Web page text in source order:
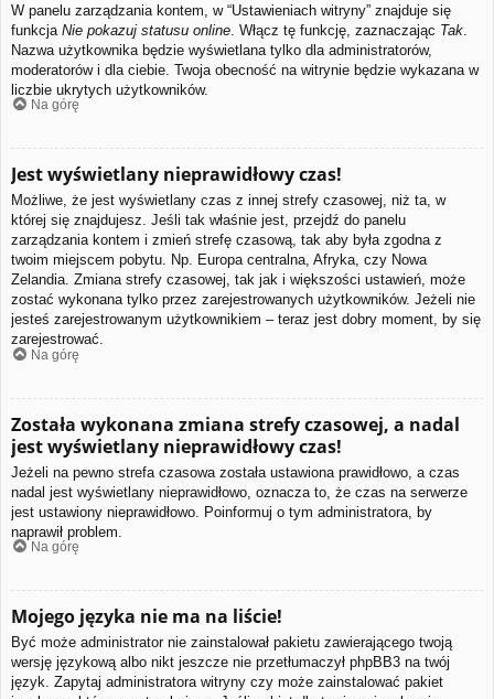
W panelu zarządzania kontem, w “Ustawieniach witryny” znajduje się
funkcja Nie pokazuj statusu online . Włącz tę funkcję, zaznaczając Tak
Nazwa użytkownika będzie wyświetlana tylko dla administratorów,
moderatorów i dla ciebie. Twoja obecność na witrynie będzie wykazana w
liczbie ukrytych użytkowników.
Na górę
Jest wyświetlany nieprawidłowy czas!
Możliwe, że jest wyświetlany czas z innej strefy czasowej, niż ta, w
której się znajdujesz. Jeśli tak właśnie jest, przejdź do panelu
zarządzania kontem i zmień strefę czasową, tak aby była zgodna z
twoim miejscem pobytu. Np. Europa centralna, Afryka, czy Nowa
Zelandia. Zmiana strefy czasowej, tak jak i większości ustawień, może
zostać wykonana tylko przez zarejestrowanych użytkowników. Jeżeli nie
jesteś zarejestrowanym użytkownikiem – teraz jest dobry moment, by się
zarejestrować.
Na górę
Została wykonana zmiana strefy czasowej, a nadal
jest wyświetlany nieprawidłowy czas!
Jeżeli na pewno strefa czasowa została ustawiona prawidłowo, a czas
nadal jest wyświetlany nieprawidłowo, oznacza to, że czas na serwerze
jest ustawiony nieprawidłowo. Poinformuj o tym administratora, by
naprawił problem.
Na górę
Mojego języka nie ma na liście!
Być może administrator nie zainstalował pakietu zawierającego twoją
wersję językową albo nikt jeszcze nie przetłumaczył phpBB3 na twój
język. Zapytaj administratora witryny czy może zainstalować pakiet